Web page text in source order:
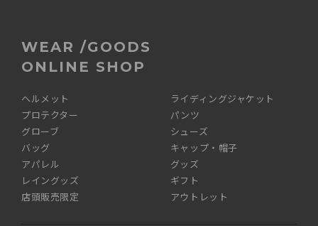
WEAR /GOODS
ONLINE SHOP
ヘルメット
ライディングジャケット
プロテクター
パンツ
グローブ
シューズ
バッグ
キャップ・帽子
アパレル
グッズ
レイングッズ
ギフト
店頭販売限定
アウトレット